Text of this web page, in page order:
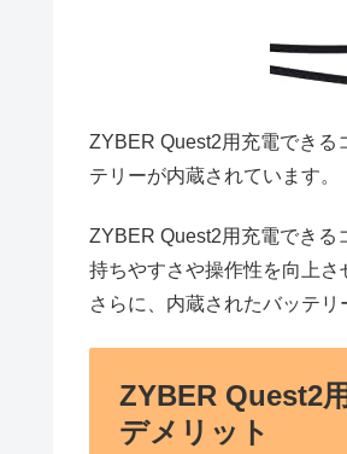
ZYBER Quest2用充電できる
テリーが内蔵されています。
ZYBER Quest2用充電できる
持ちやすさや操作性を向上さ
さらに、内蔵されたバッテリ
ZYBER Quest2
デメリット